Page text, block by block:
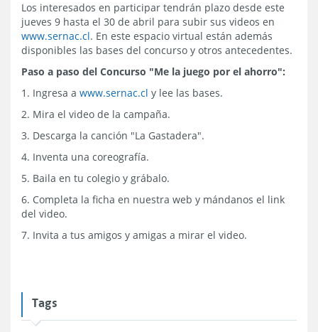
Los interesados en participar tendrán plazo desde este
jueves 9 hasta el 30 de abril para subir sus videos en
www.sernac.cl. En este espacio virtual están además
disponibles las bases del concurso y otros antecedentes.
Paso a paso del Concurso "Me la juego por el ahorro":
1. Ingresa a www.sernac.cl y lee las bases.
2. Mira el video de la campaña.
3. Descarga la canción "La Gastadera".
4. Inventa una coreografía.
5. Baila en tu colegio y grábalo.
6. Completa la ficha en nuestra web y mándanos el link
del video.
7. Invita a tus amigos y amigas a mirar el video.
Tags